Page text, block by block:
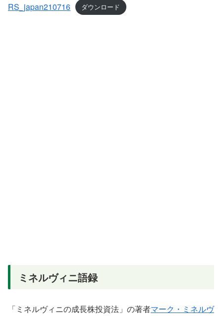
RS_japan210716 ダウンロード
ミネルヴィニ語録
「ミネルヴィニの成長株投資法」の著者マーク・ミネルヴ